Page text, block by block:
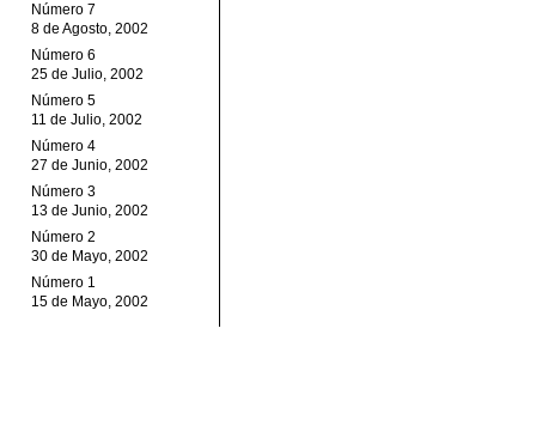
Número 7
8 de Agosto, 2002
Número 6
25 de Julio, 2002
Número 5
11 de Julio, 2002
Número 4
27 de Junio, 2002
Número 3
13 de Junio, 2002
Número 2
30 de Mayo, 2002
Número 1
15 de Mayo, 2002